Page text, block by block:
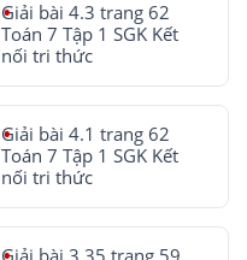
Giải bài 4.3 trang 62
Toán 7 Tập 1 SGK Kết
nối tri thức
Giải bài 4.1 trang 62
Toán 7 Tập 1 SGK Kết
nối tri thức